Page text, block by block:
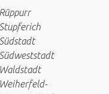
Rüppurr
Stupferich
Südstadt
Südweststadt
Waldstadt
Weiherfeld-